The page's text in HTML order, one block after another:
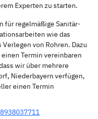
Experten zu starten.
für regelmäßige Sanitär-
wie das
von Rohren. Dazu
Termin vereinbaren
wir über mehrere
Niederbayern verfügen,
einen Termin